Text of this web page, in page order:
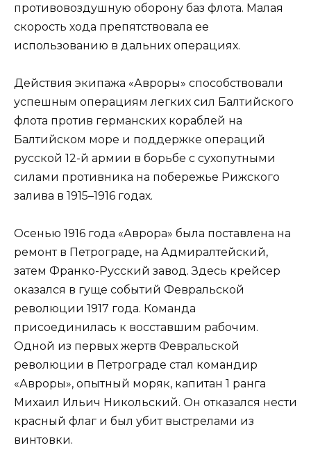
противовоздушную оборону баз флота. Малая
скорость хода препятствовала ее
использованию в дальних операциях.
Действия экипажа «Авроры» способствовали
успешным операциям легких сил Балтийского
флота против германских кораблей на
Балтийском море и поддержке операций
русской 12-й армии в борьбе с сухопутными
силами противника на побережье Рижского
залива в 1915–1916 годах.
Осенью 1916 года «Аврора» была поставлена на
ремонт в Петрограде, на Адмиралтейский,
затем Франко-Русский завод. Здесь крейсер
оказался в гуще событий Февральской
революции 1917 года. Команда
присоединилась к восставшим рабочим.
Одной из первых жертв Февральской
революции в Петрограде стал командир
«Авроры», опытный моряк, капитан 1 ранга
Михаил Ильич Никольский. Он отказался нести
красный флаг и был убит выстрелами из
винтовки.